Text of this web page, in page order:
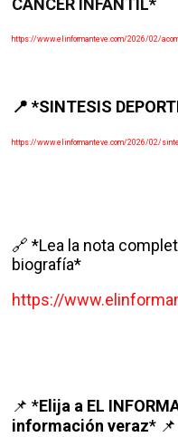
CÁNCER INFANTIL*
https://www.elinformanteve.com/2026/02/
📍 *SINTESIS
https://www.elinformanteve.com/2026/02/
🔗 *Lea la nota
biografía*
https://
📌 *Elija a EL
información veraz* 📌